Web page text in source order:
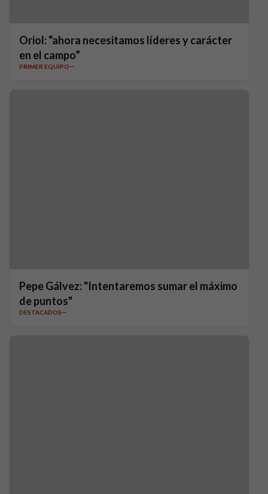
Oriol: “ahora necesitamos líderes y carácter
en el campo”
PRIMER EQUIPO
Pepe Gálvez: "Intentaremos sumar el máximo
de puntos"
DESTACADOS